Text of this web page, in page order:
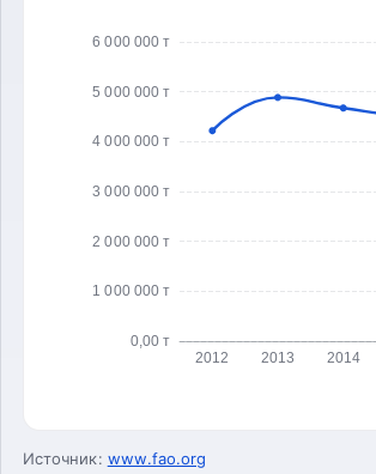
0,00 т
1 000 000 т
2 000 000 т
3 000 000 т
4 000 000 т
5 000 000 т
6 000 000 т
2012 2013 2014
Источник: www.fao.org